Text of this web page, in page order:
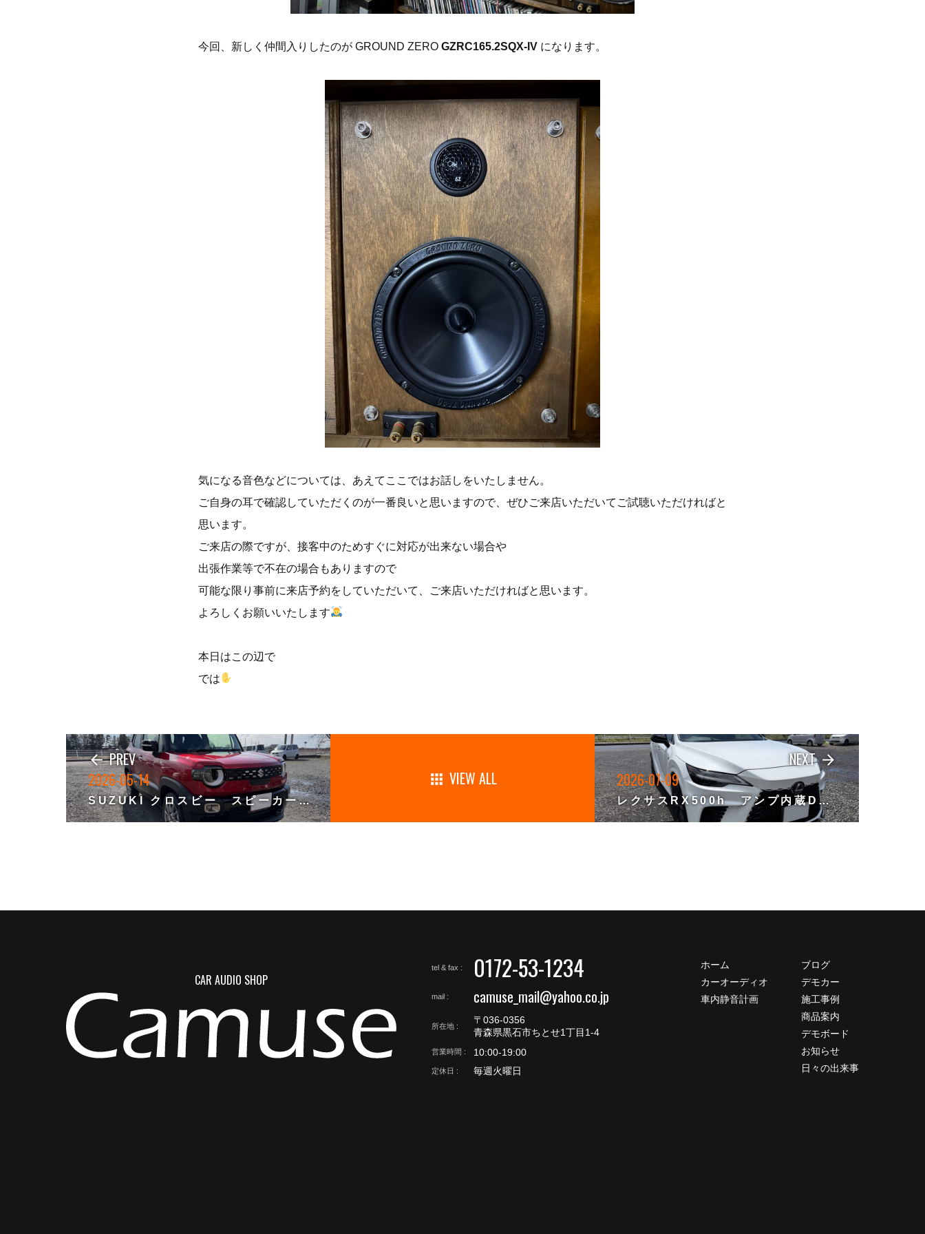
今回、新しく仲間入りしたのが GROUND ZERO GZRC165.2SQX-IV になります。
気になる音色などについては、あえてここではお話しをいたしません。
ご自身の耳で確認していただくのが一番良いと思いますので、ぜひご来店いただいてご試聴いただければと
思います。
ご来店の際ですが、接客中のためすぐに対応が出来ない場合や
出張作業等で不在の場合もありますので
可能な限り事前に来店予約をしていただいて、ご来店いただければと思います。
よろしくお願いいたします
本日はこの辺で
では
arrow_back PREV
2026-05-14
SUZUKI クロスビー スピーカー、サブウーファー取付け
apps VIEW ALL
NEXT arrow_forward
2026-07-09
レクサスRX500h アンプ内蔵DSPの取付け
CAR AUDIO SHOP
tel & fax 0172-53-1234
mail camuse_mail@yahoo.co.jp
所在地
〒036-0356
青森県黒石市ちとせ1丁目1-4
営業時間 10:00-19:00
定休日 毎週火曜日
ホーム
カーオーディオ
車内静音計画
ブログ
デモカー
施工事例
商品案内
デモボード
お知らせ
日々の出来事